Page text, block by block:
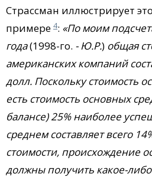
Страссман иллюстрирует
примере 4: «По моим
года(1998-го. - Ю.Р.) общая
американских компаний
долл. Поскольку стоимость
есть стоимость основных
балансе) 25% наиболее
среднем составляет всего
стоимости, происхождение
должны получить какое-